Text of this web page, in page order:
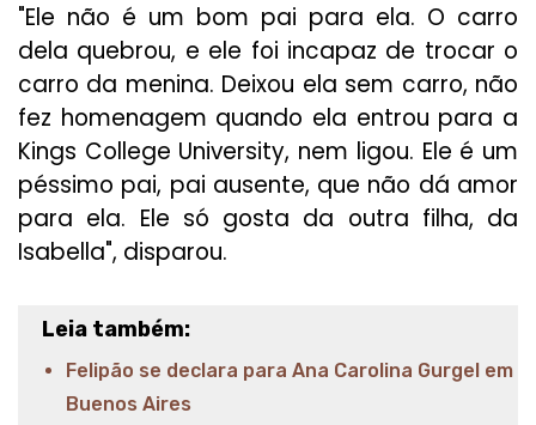
"Ele não é um bom pai para ela. O carro
dela quebrou, e ele foi incapaz de trocar o
carro da menina. Deixou ela sem carro, não
fez homenagem quando ela entrou para a
Kings College University, nem ligou. Ele é um
péssimo pai, pai ausente, que não dá amor
para ela. Ele só gosta da outra filha, da
Isabella", disparou.
Leia também:
Felipão se declara para Ana Carolina Gurgel em
Buenos Aires